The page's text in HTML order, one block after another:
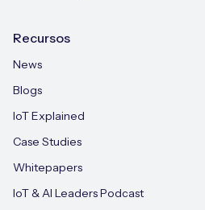
Recursos
News
Blogs
IoT Explained
Case Studies
Whitepapers
IoT & AI Leaders Podcast